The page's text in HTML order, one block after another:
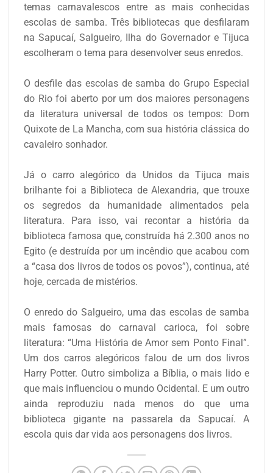
temas carnavalescos entre as mais conhecidas
escolas de samba. Três bibliotecas que desfilaram
na Sapucaí, Salgueiro, Ilha do Governador e Tijuca
escolheram o tema para desenvolver seus enredos.
O desfile das escolas de samba do Grupo Especial
do Rio foi aberto por um dos maiores personagens
da literatura universal de todos os tempos: Dom
Quixote de La Mancha, com sua história clássica do
cavaleiro sonhador.
Já o carro alegórico da Unidos da Tijuca mais
brilhante foi a Biblioteca de Alexandria, que trouxe
os segredos da humanidade alimentados pela
literatura. Para isso, vai recontar a história da
biblioteca famosa que, construída há 2.300 anos no
Egito (e destruída por um incêndio que acabou com
a “casa dos livros de todos os povos”), continua, até
hoje, cercada de mistérios.
O enredo do Salgueiro, uma das escolas de samba
mais famosas do carnaval carioca, foi sobre
literatura: “Uma História de Amor sem Ponto Final”.
Um dos carros alegóricos falou de um dos livros
Harry Potter. Outro simboliza a Bíblia, o mais lido e
que mais influenciou o mundo Ocidental. E um outro
ainda reproduziu nada menos do que uma
biblioteca gigante na passarela da Sapucaí. A
escola quis dar vida aos personagens dos livros.